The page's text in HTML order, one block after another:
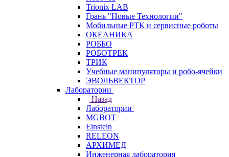
Trionix LAB
Грань "Новые Технологии"
Мобильные РТК и сервисные роботы
ОКЕАНИКА
РОББО
РОБОТРЕК
ТРИК
Учебные манипуляторы и робо-ячейки
ЭВОЛЬВЕКТОР
Лаборатории
Назад
Лаборатории
MGBOT
Einstein
RELEON
АРХИМЕД
Инженерная лаборатория